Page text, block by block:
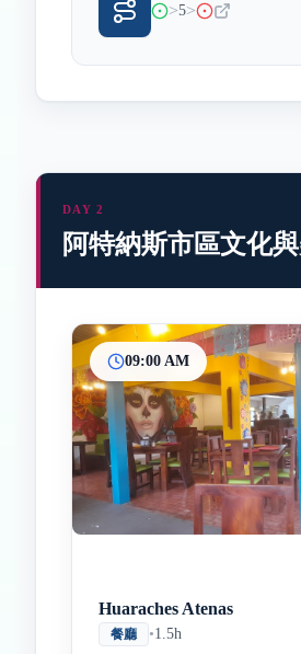
>5>
InicioParadas
Final
DAY 2
阿特納斯市區文化
09:00 AM
Huaraches Atenas
餐廳 •1.5h